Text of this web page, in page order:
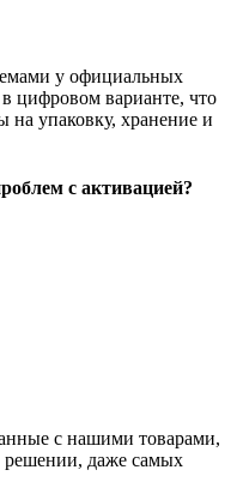
у официальных
цифровом варианте, что
на упаковку, хранение и
с активацией?
с нашими товарами,
даже самых